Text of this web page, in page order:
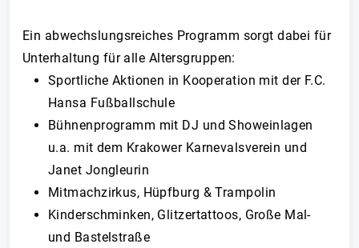
Ein abwechslungsreiches Programm sorgt dabei für
Unterhaltung für alle Altersgruppen:
Sportliche Aktionen in Kooperation mit der F.C.
Hansa Fußballschule
Bühnenprogramm mit DJ und Showeinlagen
u.a. mit dem Krakower Karnevalsverein und
Janet Jongleurin
Mitmachzirkus, Hüpfburg & Trampolin
Kinderschminken, Glitzertattoos, Große Mal-
und Bastelstraße